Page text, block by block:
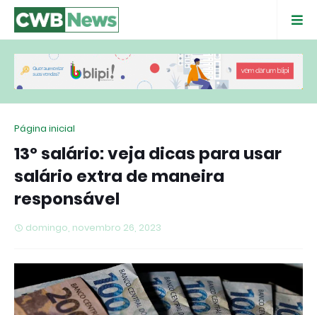
Página inicial
13º salário: veja dicas para usar
salário extra de maneira
responsável
domingo, novembro 26, 2023